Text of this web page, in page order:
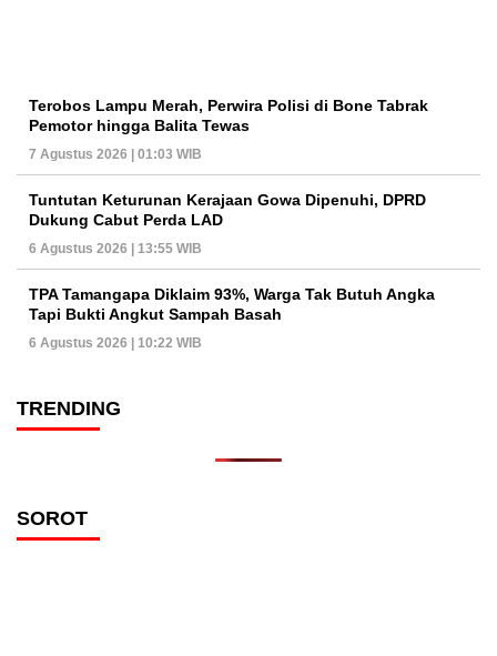
Terobos Lampu Merah, Perwira Polisi di Bone Tabrak
Pemotor hingga Balita Tewas
7 Agustus 2026 | 01:03 WIB
Tuntutan Keturunan Kerajaan Gowa Dipenuhi, DPRD
Dukung Cabut Perda LAD
6 Agustus 2026 | 13:55 WIB
TPA Tamangapa Diklaim 93%, Warga Tak Butuh Angka
Tapi Bukti Angkut Sampah Basah
6 Agustus 2026 | 10:22 WIB
TRENDING
SOROT